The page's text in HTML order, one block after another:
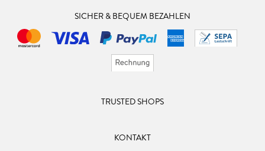
SICHER & BEQUEM BEZAHLEN
TRUSTED SHOPS
KONTAKT